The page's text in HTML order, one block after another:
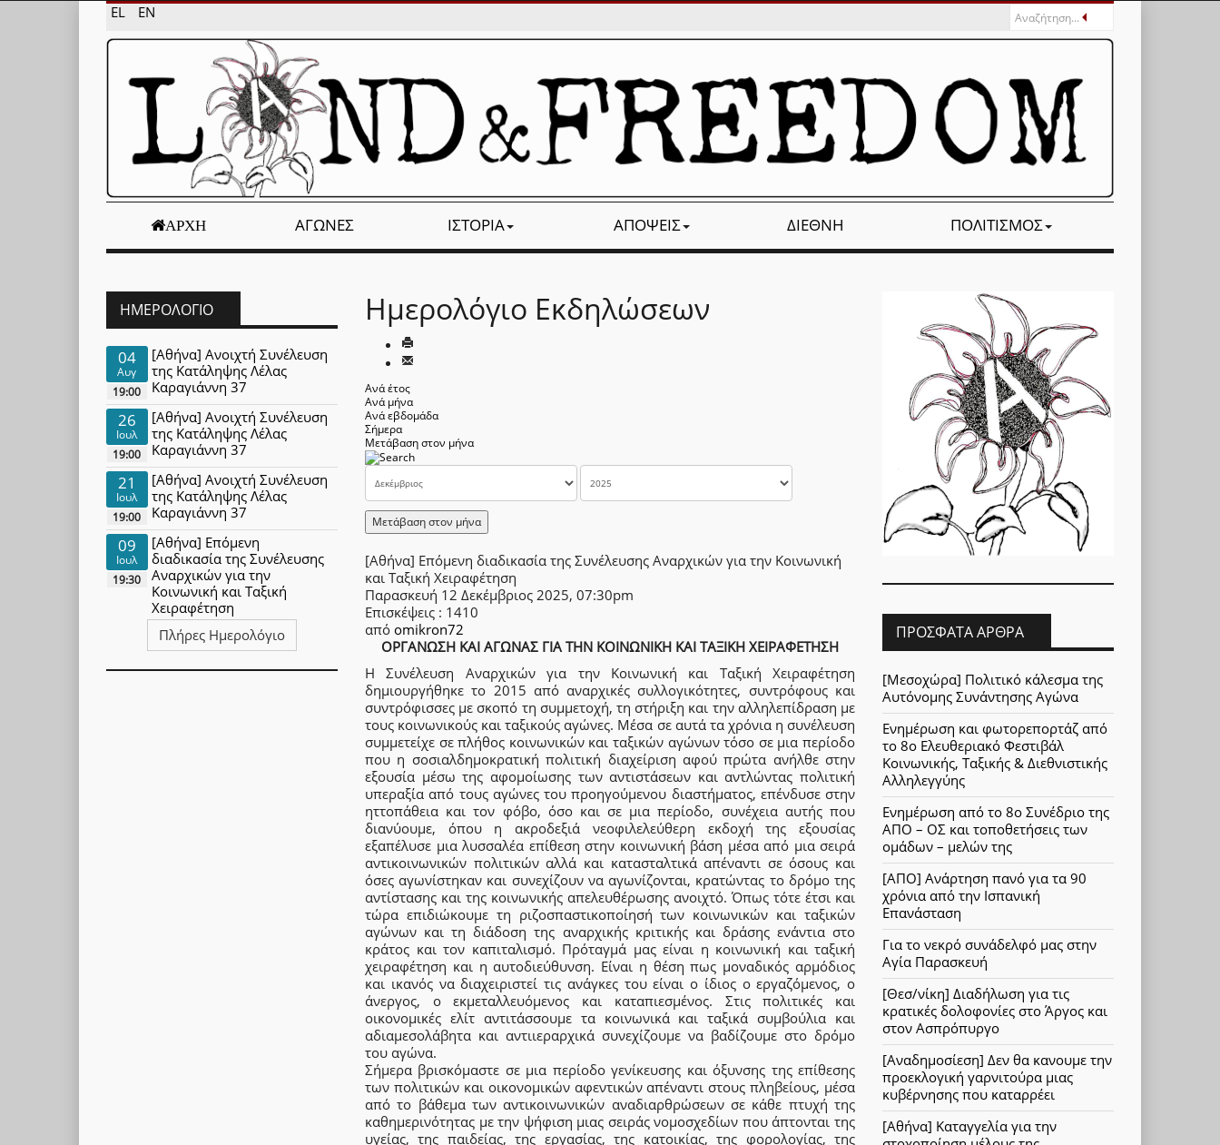
EL EN
ΑΡΧΉ ΑΓΏΝΕΣ ΙΣΤΟΡΊΑ ΑΠΌΨΕΙΣ ΔΙΕΘΝΉ ΠΟΛΙΤΙΣΜΌΣ
Ημερολόγιο Εκδηλώσεων
Ανά έτος
Ανά μήνα
Ανά εβδομάδα
Σήμερα
Μετάβαση στον μήνα
Μετάβαση στον μήνα
[Αθήνα] Επόμενη διαδικασία της Συνέλευσης Αναρχικών για την Κοινωνική
και Ταξική Χειραφέτηση
Παρασκευή 12 Δεκέμβριος 2025, 07:30pm
Επισκέψεις : 1410
από omikron72
ΟΡΓΑΝΩΣΗ ΚΑΙ ΑΓΩΝΑΣ ΓΙΑ ΤΗΝ ΚΟΙΝΩΝΙΚΗ ΚΑΙ ΤΑΞΙΚΗ ΧΕΙΡΑΦΕΤΗΣΗ
Η Συνέλευση Αναρχικών για την Κοινωνική και Ταξική Χειραφέτηση
δημιουργήθηκε το 2015 από αναρχικές συλλογικότητες, συντρόφους και
συντρόφισσες με σκοπό τη συμμετοχή, τη στήριξη και την αλληλεπίδραση με
τους κοινωνικούς και ταξικούς αγώνες. Μέσα σε αυτά τα χρόνια η συνέλευση
συμμετείχε σε πλήθος κοινωνικών και ταξικών αγώνων τόσο σε μια περίοδο
που η σοσιαλδημοκρατική πολιτική διαχείριση αφού πρώτα ανήλθε στην
εξουσία μέσω της αφομοίωσης των αντιστάσεων και αντλώντας πολιτική
υπεραξία από τους αγώνες του προηγούμενου διαστήματος, επένδυσε στην
ηττοπάθεια και τον φόβο, όσο και σε μια περίοδο, συνέχεια αυτής που
διανύουμε, όπου η ακροδεξιά νεοφιλελεύθερη εκδοχή της εξουσίας
εξαπέλυσε μια λυσσαλέα επίθεση στην κοινωνική βάση μέσα από μια σειρά
αντικοινωνικών πολιτικών αλλά και κατασταλτικά απέναντι σε όσους και
όσες αγωνίστηκαν και συνεχίζουν να αγωνίζονται, κρατώντας το δρόμο της
αντίστασης και της κοινωνικής απελευθέρωσης ανοιχτό. Όπως τότε έτσι και
τώρα επιδιώκουμε τη ριζοσπαστικοποίησή των κοινωνικών και ταξικών
αγώνων και τη διάδοση της αναρχικής κριτικής και δράσης ενάντια στο
κράτος και τον καπιταλισμό. Πρόταγμά μας είναι η κοινωνική και ταξική
χειραφέτηση και η αυτοδιεύθυνση. Είναι η θέση πως μοναδικός αρμόδιος
και ικανός να διαχειριστεί τις ανάγκες του είναι ο ίδιος ο εργαζόμενος, ο
άνεργος, ο εκμεταλλευόμενος και καταπιεσμένος. Στις πολιτικές και
οικονομικές ελίτ αντιτάσσουμε τα κοινωνικά και ταξικά συμβούλια και
αδιαμεσολάβητα και αντιιεραρχικά συνεχίζουμε να βαδίζουμε στο δρόμο
του αγώνα.
Σήμερα βρισκόμαστε σε μια περίοδο γενίκευσης και όξυνσης της επίθεσης
των πολιτικών και οικονομικών αφεντικών απέναντι στους πληβείους, μέσα
από το βάθεμα των αντικοινωνικών αναδιαρθρώσεων σε κάθε πτυχή της
καθημερινότητας με την ψήφιση μιας σειράς νομοσχεδίων που άπτονται της
υγείας, της παιδείας, της εργασίας, της κατοικίας, της φορολογίας, της
ΗΜΕΡΟΛΌΓΙΟ
04
Αυγ
19:00
[Αθήνα] Ανοιχτή Συνέλευση
της Κατάληψης Λέλας
Καραγιάννη 37
26
Ιουλ
19:00
[Αθήνα] Ανοιχτή Συνέλευση
της Κατάληψης Λέλας
Καραγιάννη 37
21
Ιουλ
19:00
[Αθήνα] Ανοιχτή Συνέλευση
της Κατάληψης Λέλας
Καραγιάννη 37
09
Ιουλ
19:30
[Αθήνα] Επόμενη
διαδικασία της Συνέλευσης
Αναρχικών για την
Κοινωνική και Ταξική
Χειραφέτηση
Πλήρες Ημερολόγιο
ΠΡΌΣΦΑΤΑ ΆΡΘΡΑ
[Μεσοχώρα] Πολιτικό κάλεσμα της
Αυτόνομης Συνάντησης Αγώνα
Ενημέρωση και φωτορεπορτάζ από
το 8ο Ελευθεριακό Φεστιβάλ
Κοινωνικής, Ταξικής & Διεθνιστικής
Αλληλεγγύης
Ενημέρωση από το 8ο Συνέδριο της
ΑΠΟ – ΟΣ και τοποθετήσεις των
ομάδων – μελών της
[ΑΠΟ] Ανάρτηση πανό για τα 90
χρόνια από την Ισπανική
Επανάσταση
Για το νεκρό συνάδελφό μας στην
Αγία Παρασκευή
[Θεσ/νίκη] Διαδήλωση για τις
κρατικές δολοφονίες στο Άργος και
στον Ασπρόπυργο
[Αναδημοσίεση] Δεν θα κανουμε την
προεκλογική γαρνιτούρα μιας
κυβέρνησης που καταρρέει
[Αθήνα] Καταγγελία για την